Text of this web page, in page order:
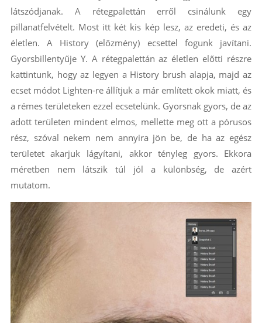
látszódjanak. A rétegpalettán erről csinálunk egy
pillanatfelvételt. Most itt két kis kép lesz, az eredeti, és az
életlen. A History (előzmény) ecsettel fogunk javítani.
Gyorsbillentyűje Y. A rétegpalettán az életlen előtti részre
kattintunk, hogy az legyen a History brush alapja, majd az
ecset módot Lighten-re állítjuk a már említett okok miatt, és
a rémes területeken ezzel ecsetelünk. Gyorsnak gyors, de az
adott területen mindent elmos, mellette meg ott a pórusos
rész, szóval nekem nem annyira jön be, de ha az egész
területet akarjuk lágyítani, akkor tényleg gyors. Ekkora
méretben nem látszik túl jól a különbség, de azért
mutatom.